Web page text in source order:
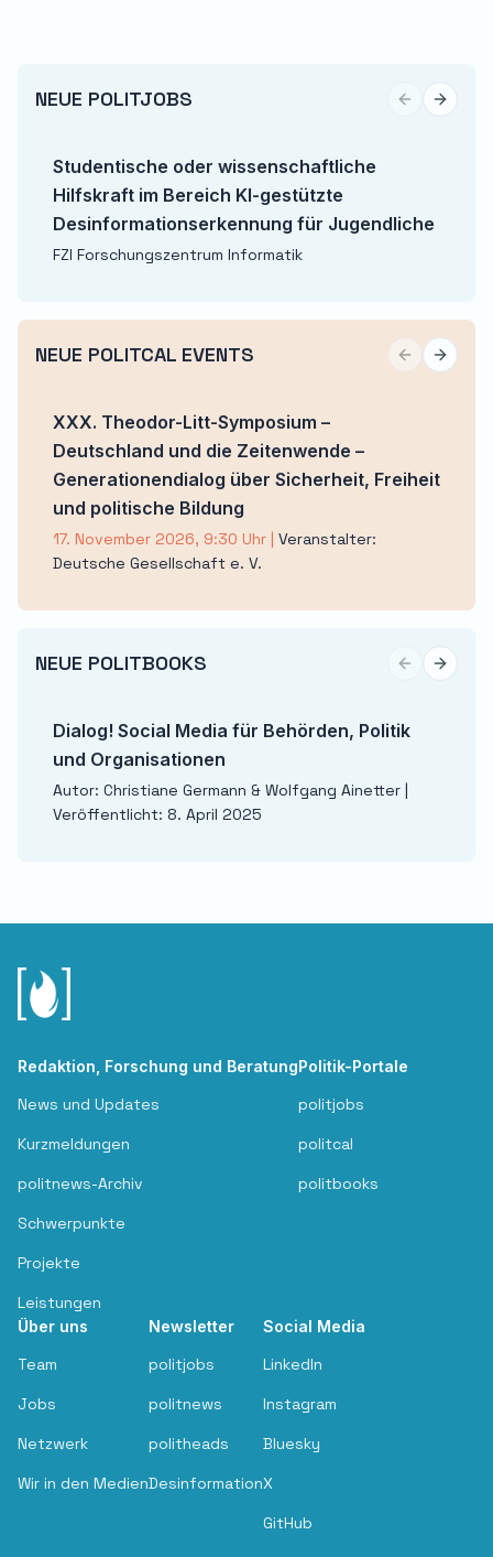
NEUE POLITJOBS Previous
Next
Studentische oder wissenschaftliche
Hilfskraft im Bereich KI-gestützte
Desinformationserkennung für Jugendliche
FZI Forschungszentrum Informatik
NEUE POLITCAL EVENTS Previous
Next
XXX. Theodor-Litt-Symposium –
Deutschland und die Zeitenwende –
Generationendialog über Sicherheit, Freiheit
und politische Bildung
17. November 2026, 9:30 Uhr | Veranstalter:
Deutsche Gesellschaft e. V.
NEUE POLITBOOKS Previous
Next
Dialog! Social Media für Behörden, Politik
und Organisationen
Autor: Christiane Germann & Wolfgang Ainetter |
Veröffentlicht: 8. April 2025
Redaktion, Forschung und Beratung
News und Updates
Kurzmeldungen
politnews-Archiv
Schwerpunkte
Projekte
Leistungen
Politik-Portale
politjobs
politcal
politbooks
Über uns
Team
Jobs
Netzwerk
Wir in den Medien
Newsletter
politjobs
politnews
politheads
Desinformation
Social Media
LinkedIn
Instagram
Bluesky
X
GitHub